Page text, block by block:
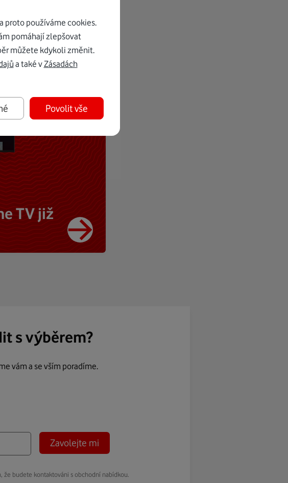
TV již
s výběrem?
vám a se vším poradíme.
Zavolejte mi
budete kontaktováni s obchodní nabídkou.
proto používáme cookies.
pomáhají zlepšovat
můžete kdykoli změnit.
a také vZásadách
Povolit vše